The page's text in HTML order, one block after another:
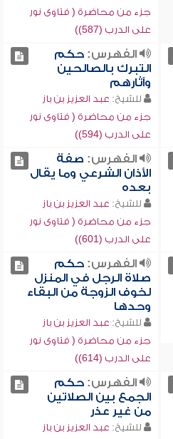
جزء من محاضرة ( فتاوى نور
على الدرب (587))
الفهرس:حكم
التبرك بالصالحين
وآثارهم
للشيخ: عبد العزيز بن باز
جزء من محاضرة ( فتاوى نور
على الدرب (594))
الفهرس: صفة
الأذان الشرعي وما يقال
بعده
للشيخ: عبد العزيز بن باز
جزء من محاضرة ( فتاوى نور
على الدرب (601))
الفهرس:حكم
صلاة الرجل في المنزل
لخوف الزوجة من البقاء
وحدها
للشيخ: عبد العزيز بن باز
جزء من محاضرة ( فتاوى نور
على الدرب (614))
الفهرس:حكم
الجمع بين الصلاتين
من غير عذر
للشيخ: عبد العزيز بن باز